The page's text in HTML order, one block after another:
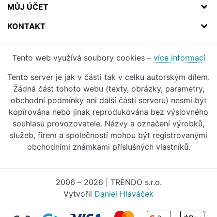
MŮJ ÚČET
KONTAKT
Tento web využívá soubory cookies – více informací
Tento server je jak v části tak v celku autorským dílem.
Žádná část tohoto webu (texty, obrázky, parametry,
obchodní podmínky ani další části serveru) nesmí být
kopírována nebo jinak reprodukována bez výslovného
souhlasu provozovatele. Názvy a označení výrobků,
služeb, firem a společností mohou být registrovanými
obchodními známkami příslušných vlastníků.
2006 – 2026 | TRENDO s.r.o.
Vytvořil Daniel Hlaváček